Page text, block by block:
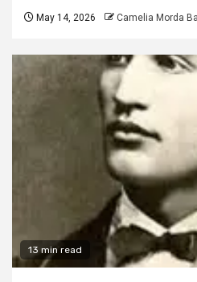
May 14, 2026 Camelia Morda
13 min read